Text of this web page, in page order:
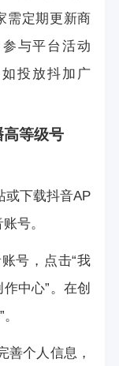
需定期更新商
与平台活动
如投放抖加广
等级号
或下载抖音AP
号。
号，点击“我
中心”。在创
善个人信息，